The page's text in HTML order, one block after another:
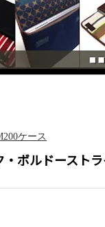
ケース
ボルドースト